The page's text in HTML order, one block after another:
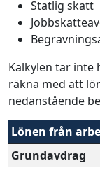
Statlig skatt
Kalkylen tar inte
räkna med att
nedanstående
Lönen från
Grundavdrag